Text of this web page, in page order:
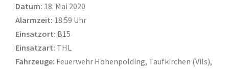
Datum: 18. Mai 2020
Alarmzeit: 18:59 Uhr
Einsatzort: B15
Einsatzart: THL
Fahrzeuge: Feuerwehr Hohenpolding, Taufkirchen (Vils),